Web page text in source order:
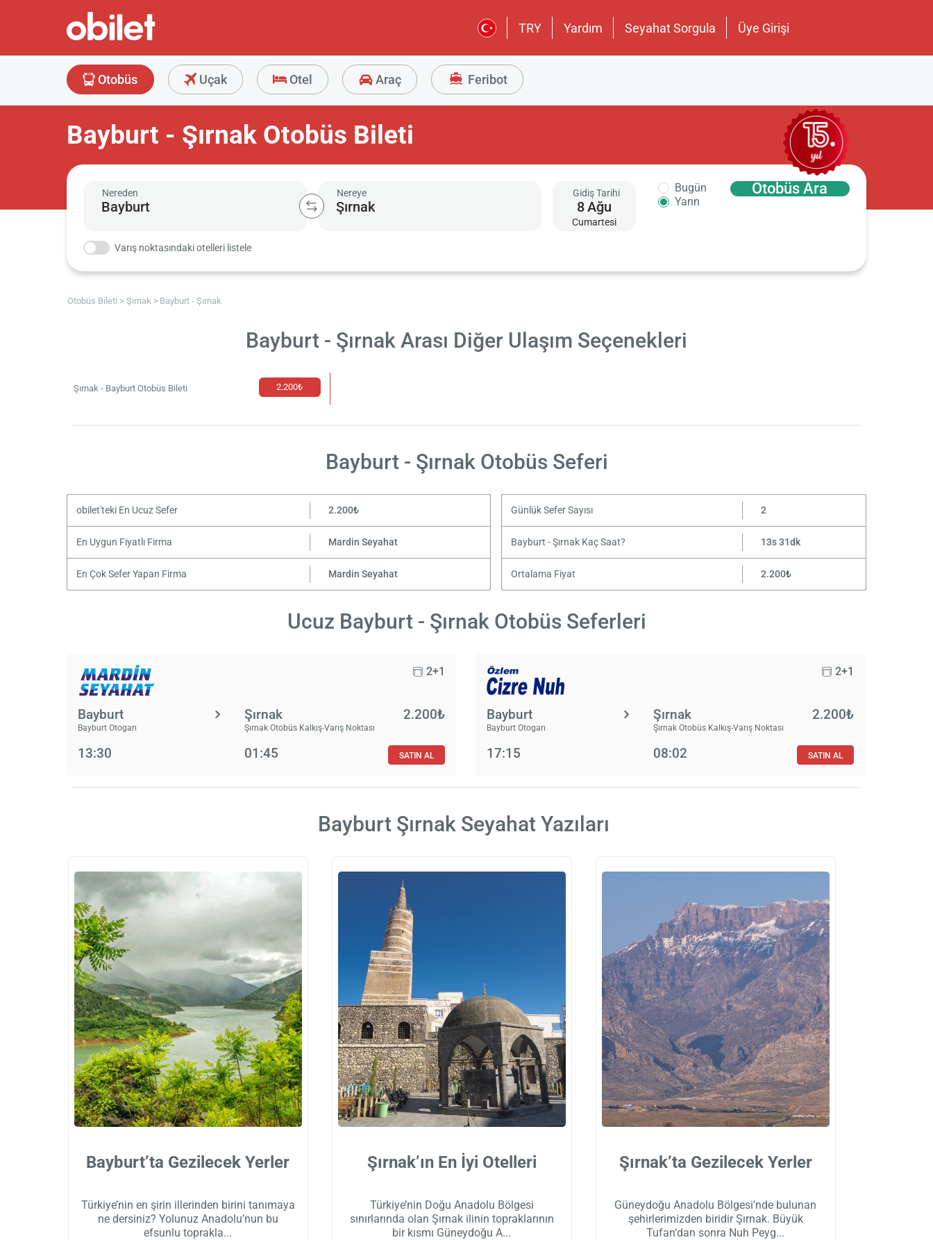
TRY Yardım Seyahat Sorgula Üye Girişi
Otobüs Uçak Otel Araç Feribot
Bayburt - Şırnak Otobüs Bileti
Nereden Nereye Gidiş Tarihi
8Ağu
Cumartesi
Bugün
Yarın
Otobüs Ara
Varış noktasındaki otelleri listele
Otobüs Bileti Şırnak Bayburt - Şırnak
Bayburt - Şırnak Arası Diğer Ulaşım Seçenekleri
Şırnak - Bayburt Otobüs Bileti 2.200₺
Bayburt - Şırnak Otobüs Seferi
obilet'teki En Ucuz Sefer 2.200₺ Günlük Sefer Sayısı 2
En Uygun Fiyatlı Firma Mardin Seyahat Bayburt - Şırnak Kaç Saat? 13s 31dk
En Çok Sefer Yapan Firma Mardin Seyahat Ortalama Fiyat 2.200₺
Ucuz Bayburt - Şırnak Otobüs Seferleri
2+1
Bayburt
Bayburt Otogarı
Şırnak
Şırnak Otobüs Kalkış-Varış Noktası
2.200₺
13:30 01:45 SATIN AL
2+1
Bayburt
Bayburt Otogarı
Şırnak
Şırnak Otobüs Kalkış-Varış Noktası
2.200₺
17:15 08:02 SATIN AL
Bayburt Şırnak Seyahat Yazıları
Bayburt’ta Gezilecek Yerler
Türkiye’nin en şirin illerinden birini tanımaya
ne dersiniz? Yolunuz Anadolu’nun bu
efsunlu toprakla
Şırnak’ın En İyi Otelleri
Türkiye’nin Doğu Anadolu Bölgesi
sınırlarında olan Şırnak ilinin topraklarının
bir kısmı Güneydoğu A
Şırnak’ta Gezilecek Yerler
Güneydoğu Anadolu Bölgesi’nde bulunan
şehirlerimizden biridir Şırnak. Büyük
Tufan‘dan sonra Nuh Peyg